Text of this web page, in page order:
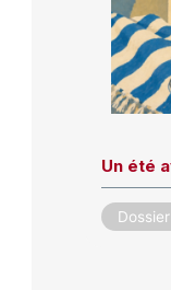
Un été
Dossier